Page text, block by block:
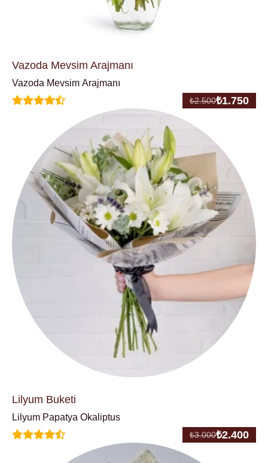
Vazoda Mevsim Arajmanı
Vazoda Mevsim Arajmanı
₺2.500₺1.750
Lilyum Buketi
Lilyum Papatya Okaliptus
₺3.000₺2.400